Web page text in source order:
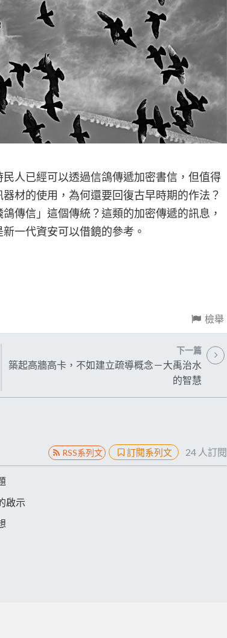
已經可以透過信鴿傳遞加密書信，但值得
材的使用，為何還要回復古早時期的作法？
傳信」這個傳統？這類的加密傳遞的訊息，
一代資安可以借鏡的參考。
檢舉
下一篇
築起高牆高卡，不如建立疏導概念－大禹治水
的智慧
RSS系列文 訂閱系列文 24 人訂閱
啟示